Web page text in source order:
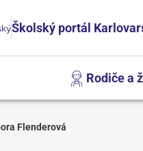
Školský portál
Rodiče a
Flenderová